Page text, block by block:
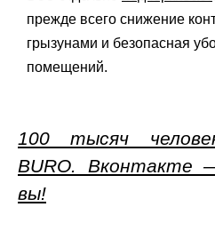
прежде всего снижение
грызунами и безопасная
помещений.
100 тысяч
BURO. Вконтакте
вы!